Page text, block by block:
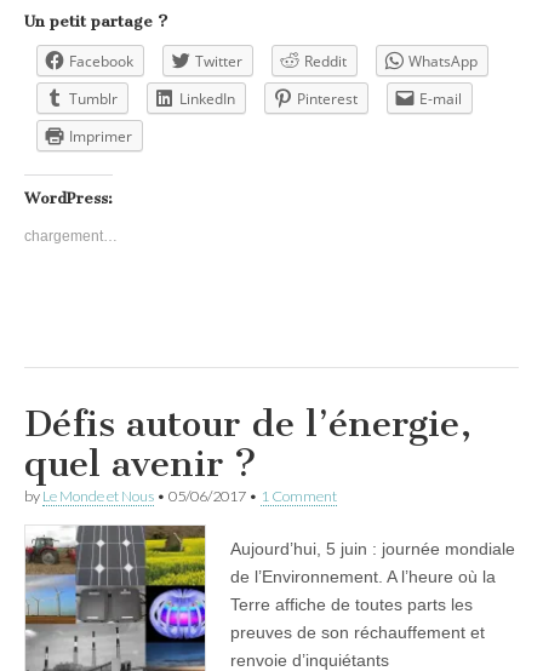
Un petit partage ?
Facebook Twitter Reddit
WhatsApp
Tumblr
LinkedIn Pinterest
E-mail
Imprimer
WordPress:
chargement…
Défis autour de l’énergie,
quel avenir ?
by Le Monde et Nous • 05/06/2017 • 1 Comment
Aujourd’hui, 5 juin : journée mondiale
de l’Environnement. A l’heure où la
Terre affiche de toutes parts les
preuves de son réchauffement et
renvoie d’inquiétants